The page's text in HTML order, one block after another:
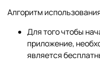
Алгоритм
Для того чтобы
приложение,
является